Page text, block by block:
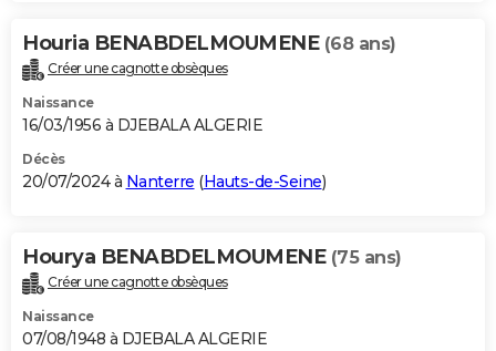
Houria BENABDELMOUMENE (68 ans)
Créer une cagnotte obsèques
Naissance
16/03/1956 à DJEBALA ALGERIE
Décès
20/07/2024 à Nanterre (Hauts-de-Seine)
Hourya BENABDELMOUMENE (75 ans)
Créer une cagnotte obsèques
Naissance
07/08/1948 à DJEBALA ALGERIE